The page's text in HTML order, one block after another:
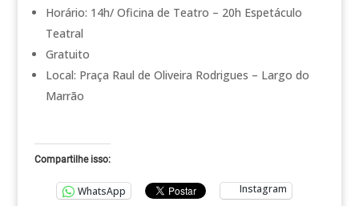
Horário: 14h/ Oficina de Teatro – 20h Espetáculo
Teatral
Gratuito
Local: Praça Raul de Oliveira Rodrigues – Largo do
Marrão
Compartilhe isso:
WhatsApp Instagram